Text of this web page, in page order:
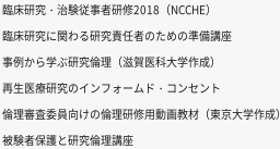
臨床研究・治験従事者研修2018（NCCHE）
臨床研究に関わる研究責任者のための準備講座
事例から学ぶ研究倫理（滋賀医科大学作成）
再生医療研究のインフォームド・コンセント
倫理審査委員向けの倫理研修用動画教材（東京大学作成）
被験者保護と研究倫理講座